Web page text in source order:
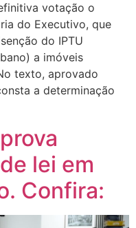
votação o
do Executivo, que
do IPTU
a imóveis
texto, aprovado
a determinação
lei em
Confira: